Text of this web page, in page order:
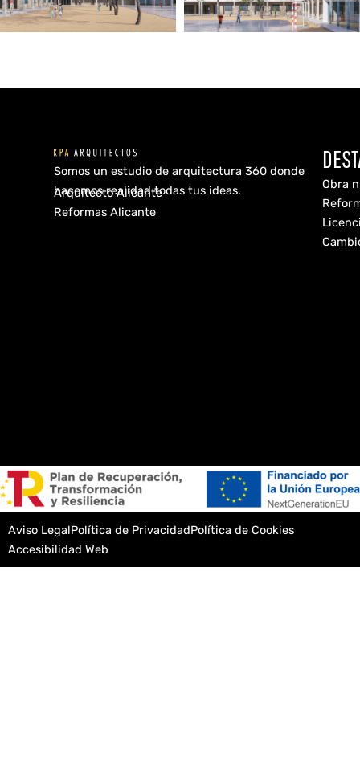
Somos un estudio de arquitectura 360 donde
hacemos realidad todas tus ideas.
Arquitecto Alicante
Reformas Alicante
Obra
Aviso LegalPolítica de PrivacidadPolítica de Cookies
Accesibilidad Web